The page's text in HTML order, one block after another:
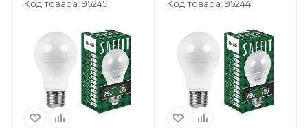
Код товара: 95245 Код товара: 95244